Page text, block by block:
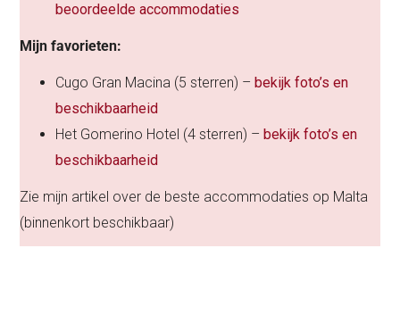
beoordeelde accommodaties
Mijn favorieten:
Cugo Gran Macina (5 sterren) – bekijk foto’s en
beschikbaarheid
Het Gomerino Hotel (4 sterren) – bekijk foto’s en
beschikbaarheid
Zie mijn artikel over de beste accommodaties op Malta
(binnenkort beschikbaar)